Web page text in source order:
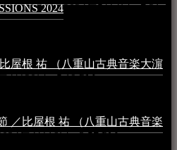
20242024年5月4日 - 7:21
屋根 祐 （八重山古典音楽大濵
4月20日 - 5:19 PM
／比屋根 祐 （八重山古典音楽
年4月16日 - 3:57 PM